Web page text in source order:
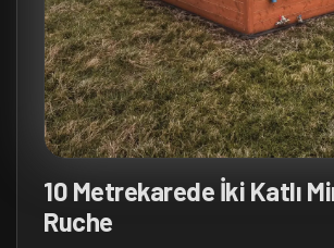
10 Metrekarede İki Katlı
Ruche